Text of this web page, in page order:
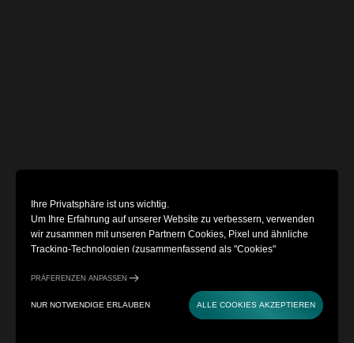
Ihre Privatsphäre ist uns wichtig.
Um Ihre Erfahrung auf unserer Website zu verbessern, verwenden
wir zusammen mit unseren Partnern Cookies, Pixel und ähnliche
Tracking-Technologien (zusammenfassend als "Cookies"
Website erforderlich sind, und optionale Cookies, mit denen
Informationen über Sie gesammelt werden (z. B. Klicks,
Cursorbewegungen und Bildschirmaufzeichnungen), um Ihr Erlebnis
ALLE COOKIES AKZEPTIEREN
NUR NOTWENDIGE ERLAUBEN
PRÄFERENZEN ANPASSEN